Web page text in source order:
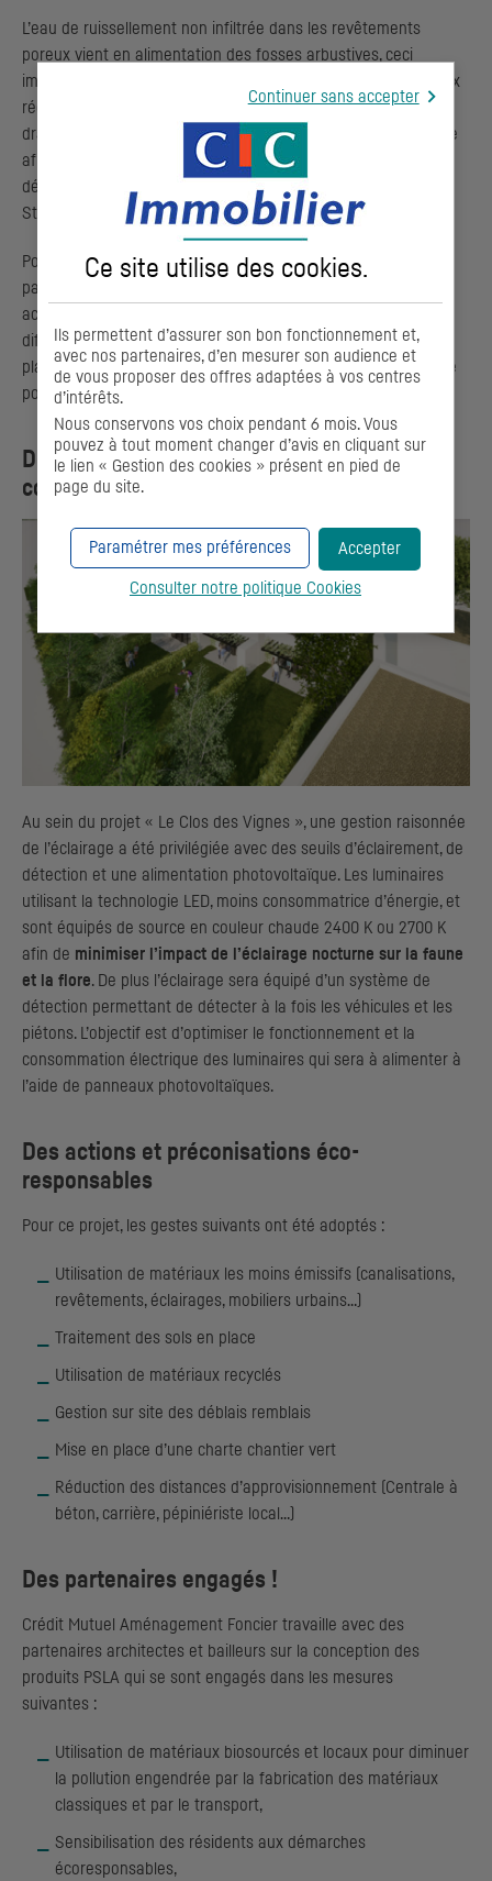
L’eau de ruissellement non infiltrée dans les revêtements
poreux vient en alimentation des fosses arbustives, ceci
impliquant de réduire les délimitations. De même pour les eaux
récupérées dans la structure réservoir de la chaussée
drainante, elles cheminent par un drain vers la fosse de l’arbre
afin d’augmenter les apports en eau et d’améliorer le
développement des arbres (principe de la tranchée de
Stockholm).
Pour les espaces privatifs, lagestion des eaux pluviales
parcelle est imposée avec un accompagnement des futurs
acquéreurs (via une notice synthétique présentant les
différentes techniques alternatives). Par exemple, la mise en
place de cuve de récupération des eaux pluviales est imposée
pour chaque construction.
Des équipements électriques moins
consommateurs
Au sein du projet « Le Clos des Vignes », une gestion raisonnée
de l’éclairage a été privilégiée avec des seuils d’éclairement, de
détection et une alimentation photovoltaïque. Les luminaires
utilisant la technologie LED, moins consommatrice d’énergie, et
sont équipés de source en couleur chaude 2400 K ou 2700 K
afin de minimiser l’impact de l’éclairage nocturne sur la faune
et la flore. De plus l’éclairage sera équipé d’un système de
détection permettant de détecter à la fois les véhicules et les
piétons. L’objectif est d’optimiser le fonctionnement et la
consommation électrique des luminaires qui sera à alimenter à
l’aide de panneaux photovoltaïques.
Des actions et préconisations éco-
responsables
Pour ce projet, les gestes suivants ont été adoptés :
Utilisation de matériaux les moins émissifs (canalisations,
revêtements, éclairages, mobiliers urbains…)
Traitement des sols en place
Utilisation de matériaux recyclés
Gestion sur site des déblais remblais
Mise en place d’une charte chantier vert
Réduction des distances d’approvisionnement (Centrale à
béton, carrière, pépiniériste local…)
Des partenaires engagés !
Crédit Mutuel Aménagement Foncier travaille avec des
partenaires architectes et bailleurs sur la conception des
produits PSLA qui se sont engagés dans les mesures
suivantes :
Utilisation de matériaux biosourcés et locaux pour diminuer
la pollution engendrée par la fabrication des matériaux
classiques et par le transport,
Sensibilisation des résidents aux démarches
écoresponsables,
Continuer sans accepter
Ce site utilise des cookies.
Ils permettent d’assurer son bon fonctionnement et,
avec nos partenaires, d’en mesurer son audience et
de vous proposer des offres adaptées à vos centres
d’intérêts.
Nous conservons vos choix pendant 6 mois. Vous
pouvez à tout moment changer d’avis en cliquant sur
le lien « Gestion des cookies » présent en pied de
page du site.
Accepter
Paramétrer mes préférences
Consulter notre politique Cookies